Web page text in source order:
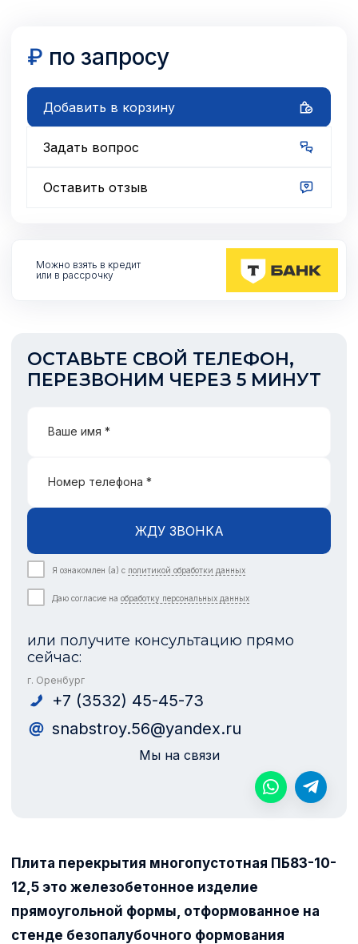
₽ по запросу
Добавить в корзину
Задать вопрос
Оставить отзыв
Можно взять в кредит
или в рассрочку
ОСТАВЬТЕ СВОЙ ТЕЛЕФОН,
ПЕРЕЗВОНИМ ЧЕРЕЗ 5 МИНУТ
Ваше имя *
Номер телефона *
ЖДУ ЗВОНКА
Я ознакомлен (а) с политикой обработки данных
Даю согласие на обработку персональных данных
или получите консультацию прямо
сейчас:
г. Оренбург
+7 (3532) 45-45-73
snabstroy.56@yandex.ru
Мы на связи
Плита перекрытия многопустотная ПБ83-10-
12,5 это железобетонное изделие
прямоугольной формы, отформованное на
стенде безопалубочного формования